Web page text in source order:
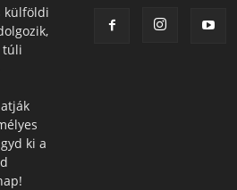
külföldi
túli
ki a